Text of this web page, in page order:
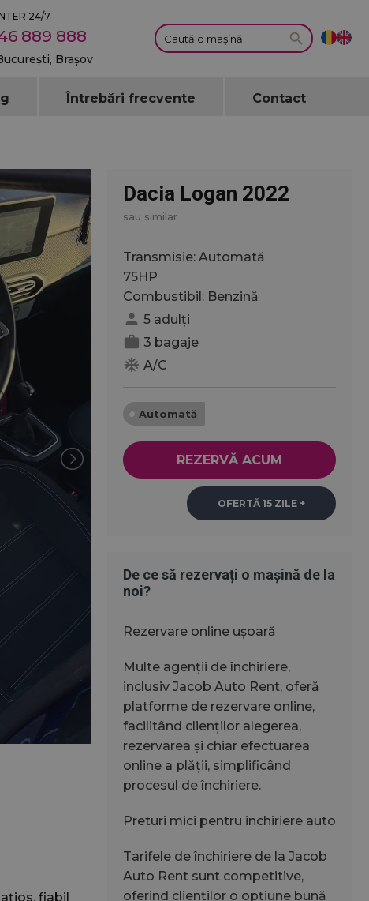
24/7
889 888
Brașov
Întrebări frecvente Contact
fiabil
Dacia Logan 2022
sau similar
Transmisie: Automată
75HP
Combustibil: Benzină
person 5 adulți
work 3 bagaje
ac_unit A/C
Automată
REZERVĂ ACUM
OFERTĂ 15 ZILE +
De ce să rezervați o mașină de la
noi?
Rezervare online ușoară
Multe agenții de închiriere,
inclusiv Jacob Auto Rent, oferă
platforme de rezervare online,
facilitând clienților alegerea,
rezervarea și chiar efectuarea
online a plății, simplificând
procesul de închiriere.
Preturi mici pentru inchiriere auto
Tarifele de închiriere de la Jacob
Auto Rent sunt competitive,
oferind clienților o opțiune bună